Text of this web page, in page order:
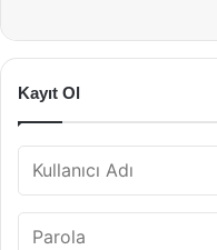
Kayıt Ol